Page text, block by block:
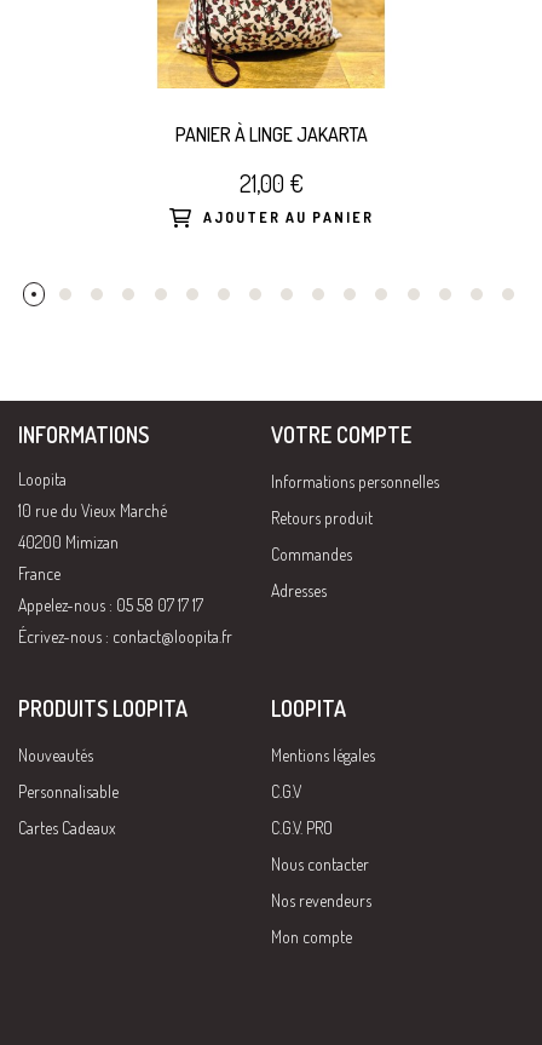
PANIER À LINGE JAKARTA
21,00 €
AJOUTER AU PANIER
INFORMATIONS
Loopita
10 rue du Vieux Marché
40200 Mimizan
France
Appelez-nous : 05 58 07 17 17
Écrivez-nous : contact@loopita.fr
VOTRE COMPTE
Informations personnelles
Retours produit
Commandes
Adresses
PRODUITS LOOPITA
Nouveautés
Personnalisable
Cartes Cadeaux
LOOPITA
Mentions légales
C.G.V
C.G.V. PRO
Nous contacter
Nos revendeurs
Mon compte